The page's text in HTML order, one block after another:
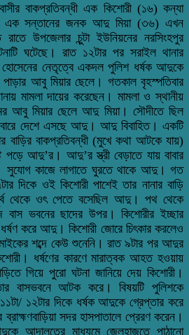
বাকপ্রতিবন্ধী এক কিশোরী (১৬) কন্যা
এক সন্তানের জনক আদু মিয়া (৩৬) এখন
উপজেলার চুন্টা ইউনিয়নের নরসিংহপুর
ঘটেছে। রাত ১২টার পর সরাইল থানার
নেতৃত্বে একদল পুলিশ ধর্ষক আদুকে
আবু মিয়ার ছেলে। গতকাল বৃহস্পতিবার
মামলা দায়ের করেছেন। মামলা ও স্থানীয়
আবু মিয়ার ছেলে আদু মিয়া। সৌদীতে ছিল
দেশে এসছে আদু। আদু বিবাহিত। একটি
বাড়ির বাকপ্রতিবন্ধী (মুখে কথা আটকে যায়)
আদু’র। আদু’র স্ত্রী বেড়াতে যায় বাবার
সুযোগ কাজে লাগাতে ঘুরতে থাকে আদু। গত
দিকে ওই কিশোরী পাশেই তার নানার বাড়ি
থেকে ওৎ পেতে বসেছিল আদু। পথ থেকে
বাস ভবনের ছাদের উপর। কিশোরীর ইচ্ছার
করে আদু। কিশোরী জোরে চিৎকার করলেও
শব্দে কেউ শুনেনি। রাত ৯টার পর আদুর
ধর্ষণের কারণে মারাত্বক আহত হওয়ায়
গিয়ে পুরো ঘটনা জানিয়ে দেয় কিশোরী।
বাসভবনে আটক করে। বিষয়টি পুলিশকে
১২টার দিকে ধর্ষক আদুকে গ্রেপ্তার করে
সদর হাসপাতালে প্রেরণ করেন।
আদালতের মাধ্যমে জেলহাজতে পাঠানো